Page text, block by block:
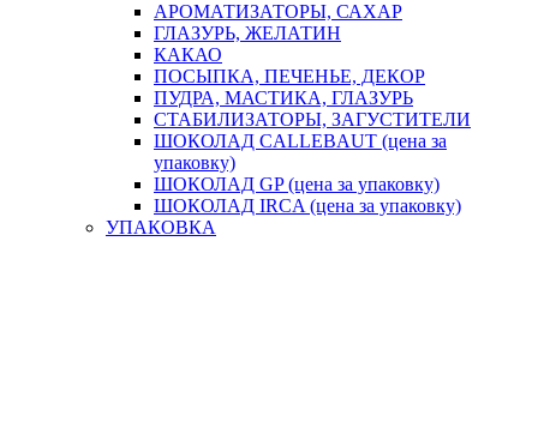
АРОМАТИЗАТОРЫ, САХАР
ГЛАЗУРЬ, ЖЕЛАТИН
КАКАО
ПОСЫПКА, ПЕЧЕНЬЕ, ДЕКОР
ПУДРА, МАСТИКА, ГЛАЗУРЬ
СТАБИЛИЗАТОРЫ, ЗАГУСТИТЕЛИ
ШОКОЛАД CALLEBAUT (цена за
упаковку)
ШОКОЛАД GP (цена за упаковку)
ШОКОЛАД IRCA (цена за упаковку)
УПАКОВКА